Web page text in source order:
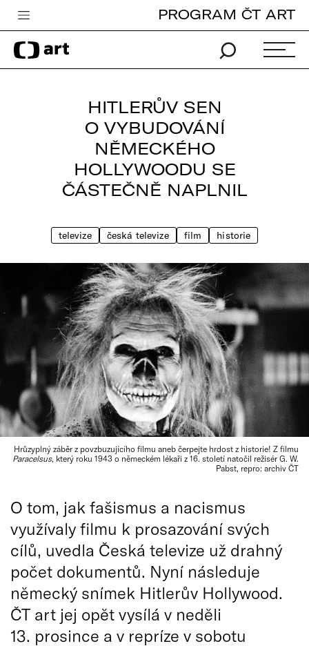
Česká televize
Zpravodajství
Vše o ČT
PROGRAM ČT ART
HITLERŮV SEN
O VYBUDOVÁNÍ
NĚMECKÉHO
HOLLYWOODU SE
ČÁSTEČNĚ NAPLNIL
televize česká televize film historie
Hrůzyplný záběr z povzbuzujícího filmu aneb čerpejte hrdost z historie! Z filmu
Paracelsus, který roku 1943 o německém lékaři z 16. století natočil režisér G. W.
Pabst, repro: archiv ČT
O tom, jak fašismus a nacismus
využívaly filmu k prosazování svých
cílů, uvedla Česká televize už drahný
počet dokumentů. Nyní následuje
německý snímek Hitlerův Hollywood.
ČT art jej opět vysílá v neděli
13. prosince a v repríze v sobotu